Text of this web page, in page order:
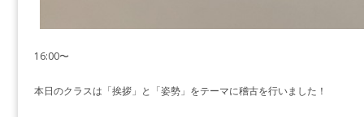
16:00〜
本日のクラスは「挨拶」と「姿勢」をテーマに稽古を行いました！